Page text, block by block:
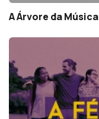
A Árvore da Música